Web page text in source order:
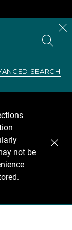
SEARCH
not be